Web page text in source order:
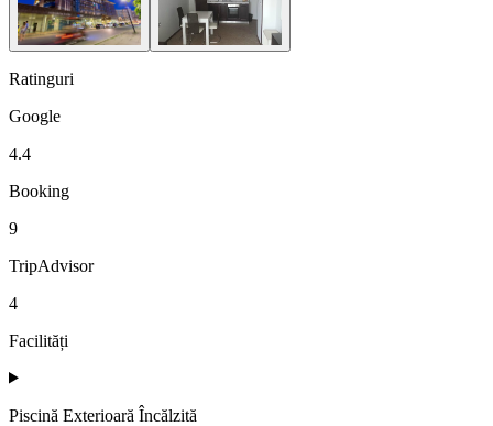
Ratinguri
Google
4.4
Booking
9
TripAdvisor
4
Facilități
Piscină Exterioară Încălzită